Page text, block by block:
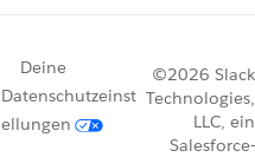
Deine
Datenschutzeinst
ellungen
©2026 Slack
Technologies,
LLC, ein
Salesforce-